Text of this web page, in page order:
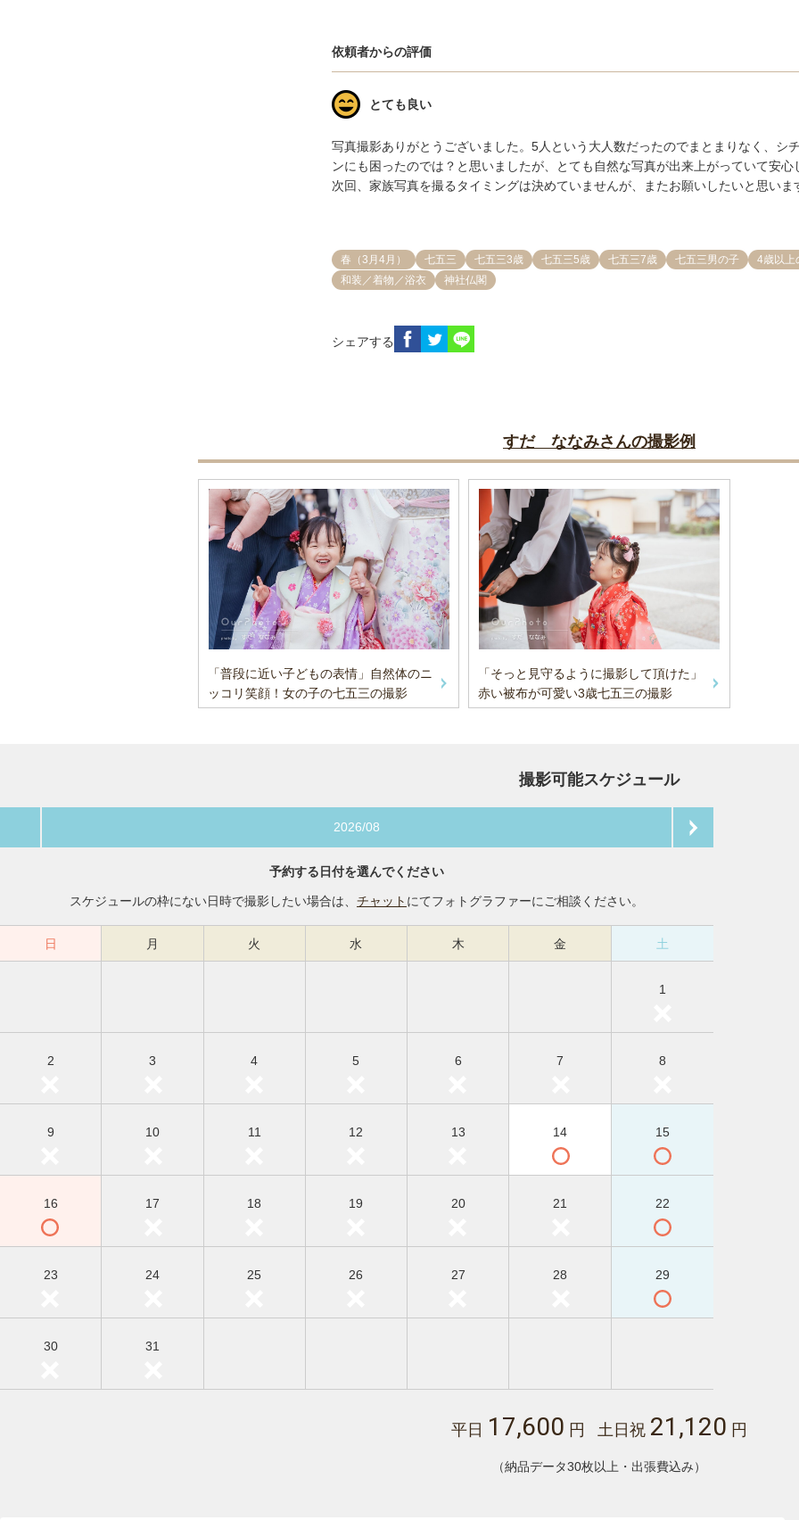
依頼者からの評価
とても良い
写真撮影ありがとうございました。5人という大人数だったのでまとまりなく、シ
ンにも困ったのでは？と思いましたが、とても自然な写真が出来上がっていて安心
次回、家族写真を撮るタイミングは決めていませんが、またお願いしたいと思いま
春（3月4月） 七五三 七五三3歳 七五三5歳 七五三7歳 七五三男の子
4歳以上
和装／着物／浴衣
神社仏閣
シェアする
すだ ななみさんの撮影例
「普段に近い子どもの表情」自然体のニ
ッコリ笑顔！女の子の七五三の撮影
「そっと見守るように撮影して頂けた」
赤い被布が可愛い3歳七五三の撮影
撮影可能スケジュール
2026/08
予約する日付を選んでください
スケジュールの枠にない日時で撮影したい場合は、 チャット にてフォトグラファーにご相談ください。
日 月 火 水 木 金 土
1
2 3 4 5 6 7 8
9 10 11 12 13 14 15
16 17 18 19 20 21 22
23 24 25 26 27 28 29
30 31
平日 17,600 円 土日祝 21,120 円
（納品データ30枚以上・出張費込み）